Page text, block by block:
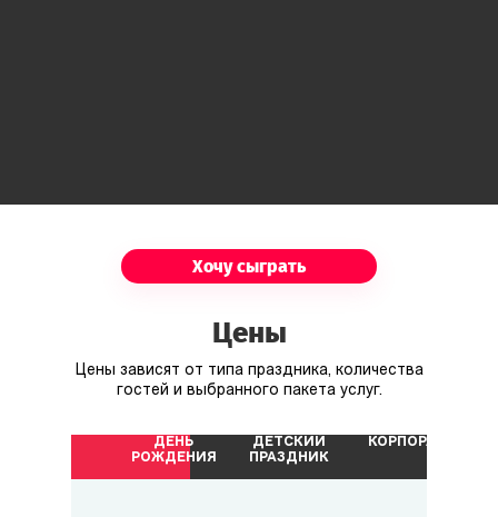
Хочу сыграть
Цены
Цены зависят от типа праздника, количества
гостей и выбранного пакета услуг.
ДЕНЬ
РОЖДЕНИЯ
ДЕТСКИЙ
ПРАЗДНИК
КОРПОРАТИВ